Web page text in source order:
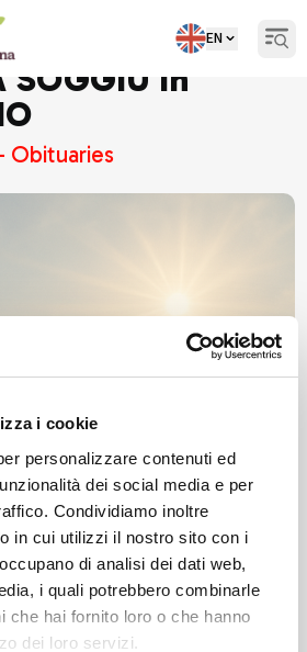
i cookie
personalizzare contenuti ed
dei social media e per
Condividiamo inoltre
in cui utilizzi il nostro sito con i
di analisi dei dati web,
i quali potrebbero combinarle
che hai fornito loro o che hanno
dei loro servizi.
EN
SOGGIU in
Obituaries